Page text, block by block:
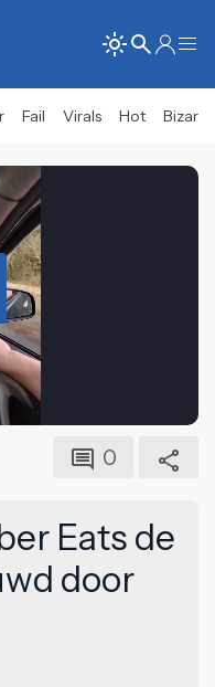
Fail Virals Hot Bizar
0
Eats de
door